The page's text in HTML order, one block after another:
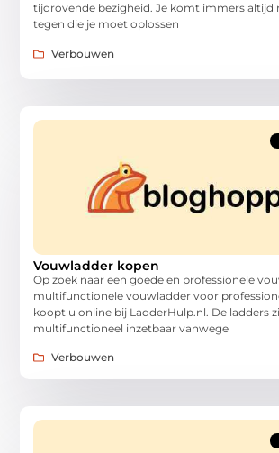
tijdrovende bezigheid. Je komt immers altijd
tegen die je moet oplossen
Verbouwen
Vouwladder kopen
Op zoek naar een goede en professionele
multifunctionele vouwladder voor
koopt u online bij LadderHulp.nl. De ladders
multifunctioneel inzetbaar vanwege
Verbouwen